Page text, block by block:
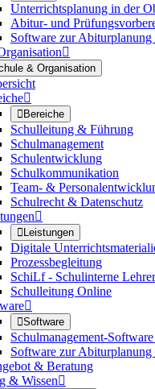
Unterrichtsplanung in der
Abitur- und
Software zur Abiturplanung

& Organisation

Bereiche
Schulleitung & Führung
Schulmanagement
Schulentwicklung
Schulkommunikation
Team- &
Schulrecht & Datenschutz

Leistungen
Digitale
Prozessbegleitung
SchiLf - Schulinterne
Schulleitung Online

Software
Schulmanagement-
Software zur Abiturplanung
& Beratung
& Wissen